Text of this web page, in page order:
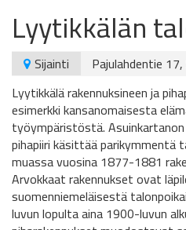
Lyytikkälän
Sijainti
Pajulahdentie
Lyytikkälä rakennuksineen ja
esimerkki kansanomaisesta
työympäristöstä.
pihapiiri käsittää parikymmentä
muassa vuosina 1877-1881
Arvokkaat rakennukset ovat
suomenniemeläisestä
luvun lopulta aina 1900-luvun